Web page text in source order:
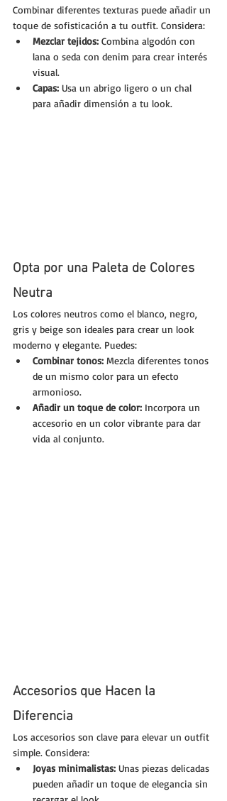
Combinar diferentes texturas puede añadir un
toque de sofisticación a tu outfit. Considera:
Mezclar tejidos: Combina algodón con
lana o seda con denim para crear interés
visual.
Capas: Usa un abrigo ligero o un chal
para añadir dimensión a tu look.
Opta por una Paleta de Colores
Neutra
Los colores neutros como el blanco, negro,
gris y beige son ideales para crear un look
moderno y elegante. Puedes:
Combinar tonos: Mezcla diferentes tonos
de un mismo color para un efecto
armonioso.
Añadir un toque de color: Incorpora un
accesorio en un color vibrante para dar
vida al conjunto.
Accesorios que Hacen la
Diferencia
Los accesorios son clave para elevar un outfit
simple. Considera:
Joyas minimalistas: Unas piezas delicadas
pueden añadir un toque de elegancia sin